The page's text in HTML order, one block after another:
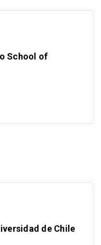
School of
de Chile